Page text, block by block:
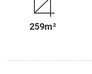
259m²